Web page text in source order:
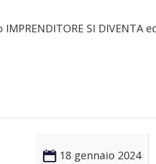
18 gennaio 2024